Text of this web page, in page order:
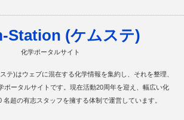
Station (ケムステ)
化学ポータルサイト
テ)はウェブに混在する化学情報を集約し、それを整理、
ポータルサイトです。現在活動20周年を迎え、幅広い化
超の有志スタッフを擁する体制で運営しています。